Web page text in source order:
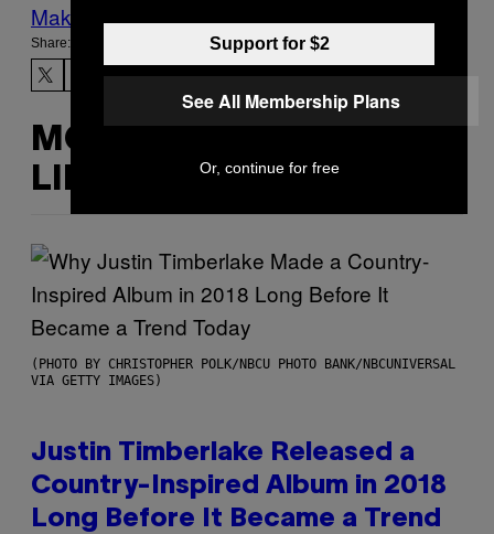
Make Us Preferred In Top Stories
Share:
MORE
LIKE THIS
(PHOTO BY CHRISTOPHER POLK/NBCU PHOTO BANK/NBCUNIVERSAL
VIA GETTY IMAGES)
Justin Timberlake Released a
Country-Inspired Album in 2018
Long Before It Became a Trend
Support for $2
See All Membership Plans
Or, continue for free